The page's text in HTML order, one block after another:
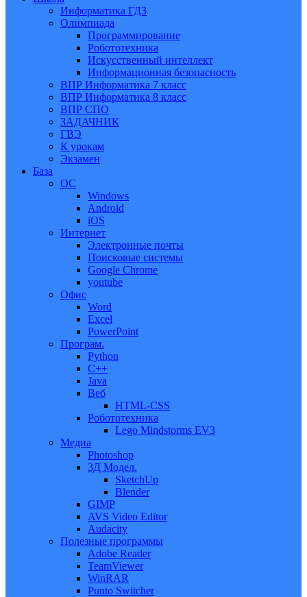
Информатика ГДЗ
Олимпиада
Программирование
Робототехника
Искусственный интеллект
Информационная безопасность
ВПР Информатика 7 класс
ВПР Информатика 8 класс
ВПР СПО
ЗАДАЧНИК
ГВЭ
К урокам
Экзамен
База
ОС
Windows
Android
iOS
Интернет
Электронные почты
Поисковые системы
Google Chrome
youtube
Офис
Word
Excel
PowerPoint
Програм.
Python
C++
Java
Веб
HTML-CSS
Робототехника
Lego Mindstorms EV3
Медиа
Photoshop
3Д Модел.
SketchUp
Blender
GIMP
AVS Video Editor
Audacity
Полезные программы
Adobe Reader
TeamViewer
WinRAR
Punto Switcher